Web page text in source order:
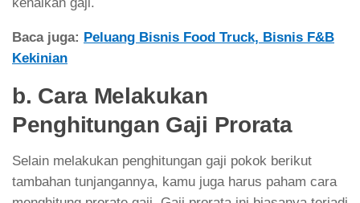
Baca juga: Peluang Bisnis Food Truck, Bisnis F&B
Kekinian
b. Cara Melakukan
Penghitungan Gaji Prorata
Selain melakukan penghitungan gaji pokok berikut
tambahan tunjangannya, kamu juga harus paham cara